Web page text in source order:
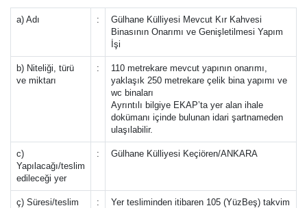
a) Adı :
Gülhane Külliyesi Mevcut Kır Kahvesi
Binasının Onarımı ve Genişletilmesi Yapım
İşi
b) Niteliği, türü
ve miktarı
:
110 metrekare mevcut yapının onarımı,
yaklaşık 250 metrekare çelik bina yapımı ve
wc binaları
Ayrıntılı bilgiye EKAP’ta yer alan ihale
dokümanı içinde bulunan idari şartnameden
ulaşılabilir.
c)
Yapılacağı/teslim
edileceği yer
: Gülhane Külliyesi Keçiören/ANKARA
ç) Süresi/teslim
:
Yer tesliminden itibaren 105 (YüzBeş) takvim